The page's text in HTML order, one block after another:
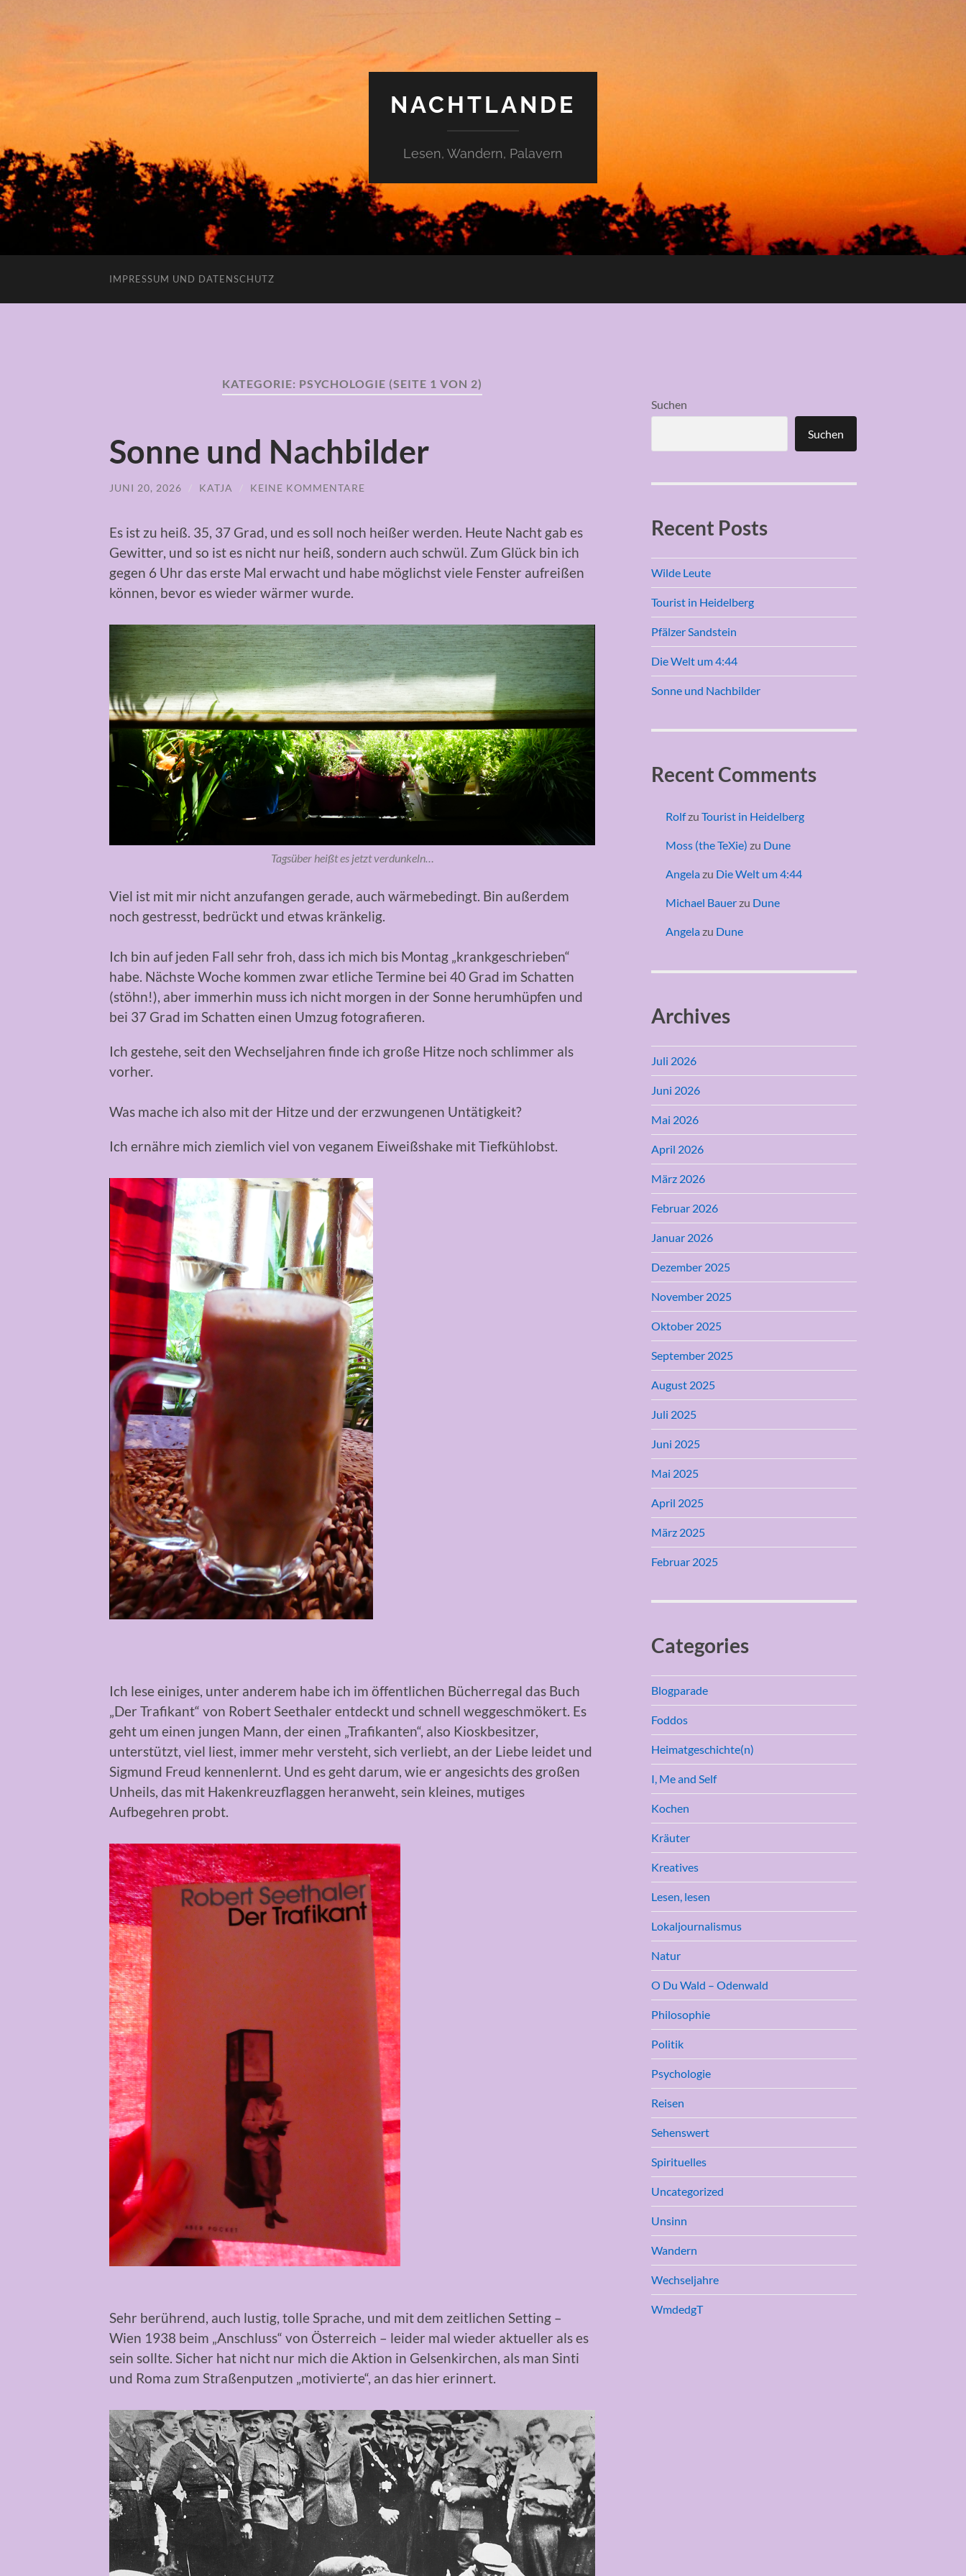
NACHTLANDE
Lesen, Wandern, Palavern
IMPRESSUM UND DATENSCHUTZ
KATEGORIE: PSYCHOLOGIE (SEITE 1 VON 2)
Sonne und Nachbilder
JUNI 20, 2026 / KATJA / KEINE KOMMENTARE
Es ist zu heiß. 35, 37 Grad, und es soll noch heißer werden. Heute Nacht gab es
Gewitter, und so ist es nicht nur heiß, sondern auch schwül. Zum Glück bin ich
gegen 6 Uhr das erste Mal erwacht und habe möglichst viele Fenster aufreißen
können, bevor es wieder wärmer wurde.
Tagsüber heißt es jetzt verdunkeln…
Viel ist mit mir nicht anzufangen gerade, auch wärmebedingt. Bin außerdem
noch gestresst, bedrückt und etwas kränkelig.
Ich bin auf jeden Fall sehr froh, dass ich mich bis Montag „krankgeschrieben“
habe. Nächste Woche kommen zwar etliche Termine bei 40 Grad im Schatten
(stöhn!), aber immerhin muss ich nicht morgen in der Sonne herumhüpfen und
bei 37 Grad im Schatten einen Umzug fotografieren.
Ich gestehe, seit den Wechseljahren finde ich große Hitze noch schlimmer als
vorher.
Was mache ich also mit der Hitze und der erzwungenen Untätigkeit?
Ich ernähre mich ziemlich viel von veganem Eiweißshake mit Tiefkühlobst.
Ich lese einiges, unter anderem habe ich im öffentlichen Bücherregal das Buch
„Der Trafikant“ von Robert Seethaler entdeckt und schnell weggeschmökert. Es
geht um einen jungen Mann, der einen „Trafikanten“, also Kioskbesitzer,
unterstützt, viel liest, immer mehr versteht, sich verliebt, an der Liebe leidet und
Sigmund Freud kennenlernt. Und es geht darum, wie er angesichts des großen
Unheils, das mit Hakenkreuzflaggen heranweht, sein kleines, mutiges
Aufbegehren probt.
Sehr berührend, auch lustig, tolle Sprache, und mit dem zeitlichen Setting –
Wien 1938 beim „Anschluss“ von Österreich – leider mal wieder aktueller als es
sein sollte. Sicher hat nicht nur mich die Aktion in Gelsenkirchen, als man Sinti
und Roma zum Straßenputzen „motivierte“, an das hier erinnert.
Suchen
Suchen
Recent Posts
Wilde Leute
Tourist in Heidelberg
Pfälzer Sandstein
Die Welt um 4:44
Sonne und Nachbilder
Recent Comments
Rolfzu Tourist in Heidelberg
Moss (the TeXie) zu Dune
Angelazu Die Welt um 4:44
Michael Bauerzu Dune
Angelazu Dune
Archives
Juli 2026
Juni 2026
Mai 2026
April 2026
März 2026
Februar 2026
Januar 2026
Dezember 2025
November 2025
Oktober 2025
September 2025
August 2025
Juli 2025
Juni 2025
Mai 2025
April 2025
März 2025
Februar 2025
Categories
Blogparade
Foddos
Heimatgeschichte(n)
I, Me and Self
Kochen
Kräuter
Kreatives
Lesen, lesen
Lokaljournalismus
Natur
O Du Wald – Odenwald
Philosophie
Politik
Psychologie
Reisen
Sehenswert
Spirituelles
Uncategorized
Unsinn
Wandern
Wechseljahre
WmdedgT